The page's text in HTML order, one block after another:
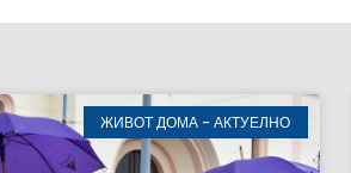
ЖИВОТ ДОМА - АКТУЕЛНО